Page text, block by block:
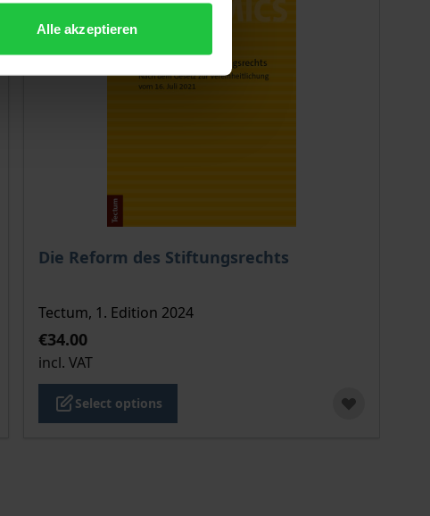
Alle akzeptieren
page
Die Reform des Stiftungsrechts
The price depends on the options chosen on the product
Tectum, 1. Edition 2024
€34.00
incl. VAT
Select options